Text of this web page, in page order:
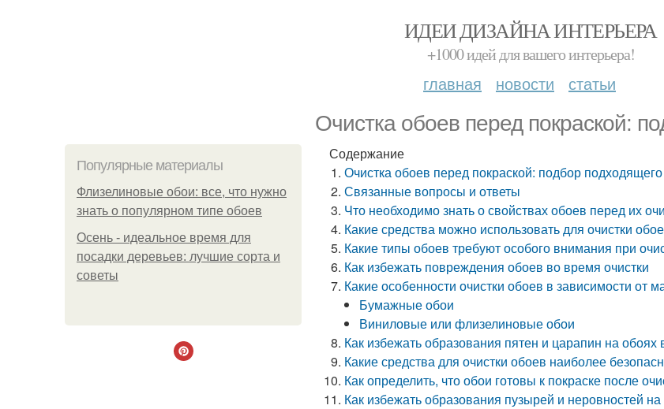
ИДЕИ ДИЗАЙНА ИНТЕРЬЕРА
+1000 идей для вашего интерьера!
главная новости статьи
Очистка обоев перед покраской:
Популярные материалы
Флизелиновые обои: все, что нужно
знать о популярном типе обоев
Осень - идеальное время для
посадки деревьев: лучшие сорта и
советы
Содержание
Очистка обоев перед покраской: подбор
Связанные вопросы и ответы
Что необходимо знать о свойствах обоев перед их
Какие средства можно использовать для очистки
Какие типы обоев требуют особого внимания при
Как избежать повреждения обоев во время очистки
Какие особенности очистки обоев в зависимости от
Бумажные обои
Виниловые или флизелиновые обои
Как избежать образования пятен и царапин на обоях
Какие средства для очистки обоев наиболее
Как определить, что обои готовы к покраске после
Как избежать образования пузырей и неровностей